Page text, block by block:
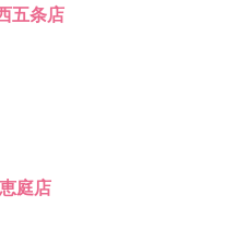
五条店
庭店